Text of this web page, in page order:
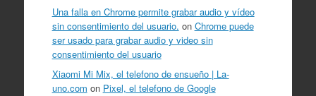
Una falla en Chrome permite grabar audio y vídeo
sin consentimiento del usuario. on Chrome puede
ser usado para grabar audio y video sin
consentimiento del usuario
Xiaomi Mi Mix, el telefono de ensueño | La-
uno.com on Pixel, el telefono de Google